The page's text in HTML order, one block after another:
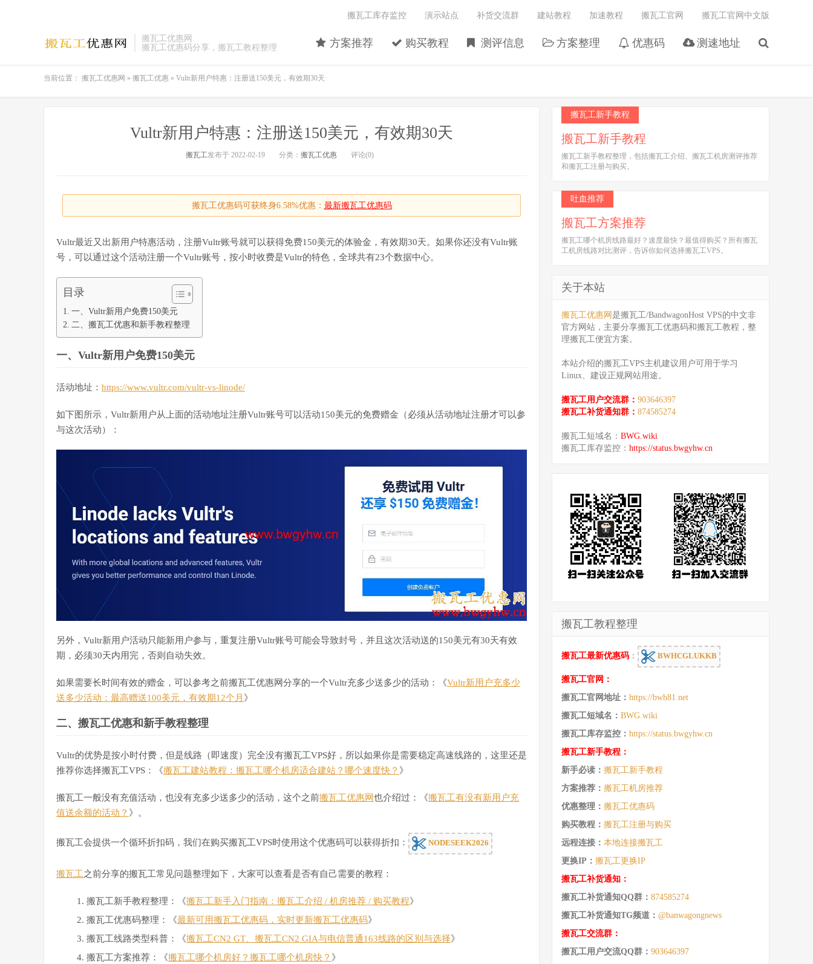
搬瓦工优惠网
搬瓦工优惠码分享，搬瓦工教程整理
方案推荐 购买教程 测评信息 方案整理 优惠码 测速地址
搬瓦工库存监控 演示站点 补货交流群 建站教程 加速教程 搬瓦工官网 搬瓦工官网中文版
当前位置： 搬瓦工优惠网 » 搬瓦工优惠 » Vultr新用户特惠：注册送150美元，有效期30天
Vultr新用户特惠：注册送150美元，有效期30天
搬瓦工发布于 2022-02-19 分类： 搬瓦工优惠 评论(0)
搬瓦工优惠码可获终身6.58%优惠： 最新搬瓦工优惠码
Vultr最近又出新用户特惠活动，注册Vultr账号就可以获得免费150美元的体验金，有效期30天。如果你还没有Vultr账
号，可以通过这个活动注册一个Vultr账号，按小时收费是Vultr的特色，全球共有23个数据中心。
目录
一、Vultr新用户免费150美元
二、搬瓦工优惠和新手教程整理
一、Vultr新用户免费150美元
活动地址： https://www.vultr.com/vultr-vs-linode/
如下图所示，Vultr新用户从上面的活动地址注册Vultr账号可以活动150美元的免费赠金（必须从活动地址注册才可以参
与这次活动）：
另外，Vultr新用户活动只能新用户参与，重复注册Vultr账号可能会导致封号，并且这次活动送的150美元有30天有效
期，必须30天内用完，否则自动失效。
如果需要长时间有效的赠金，可以参考之前搬瓦工优惠网分享的一个Vultr充多少送多少的活动：《Vultr新用户充多少
送多少活动：最高赠送100美元，有效期12个月 》
二、搬瓦工优惠和新手教程整理
Vultr的优势是按小时付费，但是线路（即速度）完全没有搬瓦工VPS好，所以如果你是需要稳定高速线路的，这里还是
推荐你选择搬瓦工VPS：《搬瓦工建站教程：搬瓦工哪个机房适合建站？哪个速度快？ 》
搬瓦工一般没有充值活动，也没有充多少送多少的活动，这个之前搬瓦工优惠网也介绍过：《搬瓦工有没有新用户充
值送余额的活动？ 》。
搬瓦工会提供一个循环折扣码，我们在购买搬瓦工VPS时使用这个优惠码可以获得折扣： NODESEEK2026
搬瓦工之前分享的搬瓦工常见问题整理如下，大家可以查看是否有自己需要的教程：
搬瓦工新手教程整理：《搬瓦工新手入门指南：搬瓦工介绍 / 机房推荐 / 购买教程》
搬瓦工优惠码整理：《最新可用搬瓦工优惠码，实时更新搬瓦工优惠码》
搬瓦工线路类型科普：《搬瓦工CN2 GT、搬瓦工CN2 GIA与电信普通163线路的区别与选择》
搬瓦工方案推荐：《搬瓦工哪个机房好？搬瓦工哪个机房快？ 》
搬瓦工新手教程
搬瓦工新手教程
搬瓦工新手教程整理，包括搬瓦工介绍、搬瓦工机房测评推荐
和搬瓦工注册与购买。
吐血推荐
搬瓦工方案推荐
搬瓦工哪个机房线路最好？速度最快？最值得购买？所有搬瓦
工机房线路对比测评，告诉你如何选择搬瓦工VPS。
关于本站
搬瓦工优惠网 是搬瓦工/BandwagonHost VPS的中文非
官方网站，主要分享搬瓦工优惠码和搬瓦工教程，整
理搬瓦工便宜方案。
本站介绍的搬瓦工VPS主机建议用户可用于学习
Linux、建设正规网站用途。
搬瓦工用户交流群： 903646397
搬瓦工补货通知群： 874585274
搬瓦工短域名： BWG.wiki
搬瓦工库存监控： https://status.bwgyhw.cn
搬瓦工教程整理
搬瓦工最新优惠码 ： BWHCGLUKKB
搬瓦工官网：
搬瓦工官网地址： https://bwh81.net
搬瓦工短域名： BWG.wiki
搬瓦工库存监控： https://status.bwgyhw.cn
搬瓦工新手教程：
新手必读： 搬瓦工新手教程
方案推荐： 搬瓦工机房推荐
优惠整理： 搬瓦工优惠码
购买教程： 搬瓦工注册与购买
远程连接： 本地连接搬瓦工
更换IP： 搬瓦工更换IP
搬瓦工补货通知：
搬瓦工补货通知QQ群： 874585274
搬瓦工补货通知TG频道： @banwagongnews
搬瓦工交流群：
搬瓦工用户交流QQ群： 903646397